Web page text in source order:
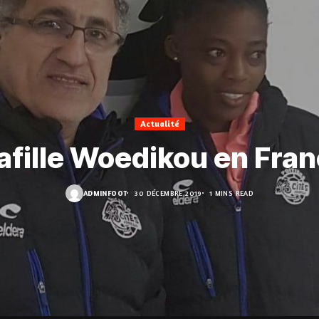
Actualité
Woedikou en
ADMINFOOT 30 DÉCEMBRE 2019 1 MINS READ